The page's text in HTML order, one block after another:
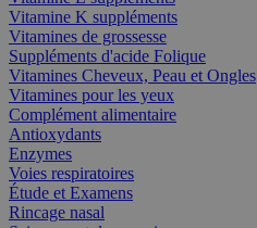
Vitamine K suppléments
Vitamines de grossesse
Suppléments d'acide Folique
Vitamines Cheveux, Peau et Ongles
Vitamines pour les yeux
Complément alimentaire
Antioxydants
Enzymes
Voies respiratoires
Étude et Examens
Rincage nasal